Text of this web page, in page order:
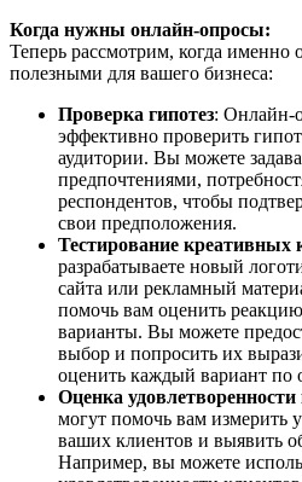
Когда нужны онлайн-опросы:
Теперь рассмотрим, когда
полезными для вашего бизнеса:
Проверка гипотез: Онлайн-
эффективно проверить
аудитории. Вы можете
предпочтениями,
респондентов, чтобы
свои предположения.
Тестирование креативных
разрабатываете новый
сайта или рекламный
помочь вам оценить
варианты. Вы можете
выбор и попросить их
оценить каждый вариант по
Оценка удовлетворенности
могут помочь вам измерить
ваших клиентов и выявить
Например, вы можете